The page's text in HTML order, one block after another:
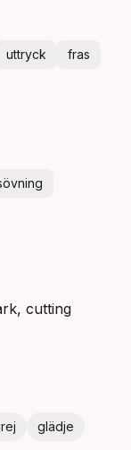
uttryck
fras
cutting
glädje